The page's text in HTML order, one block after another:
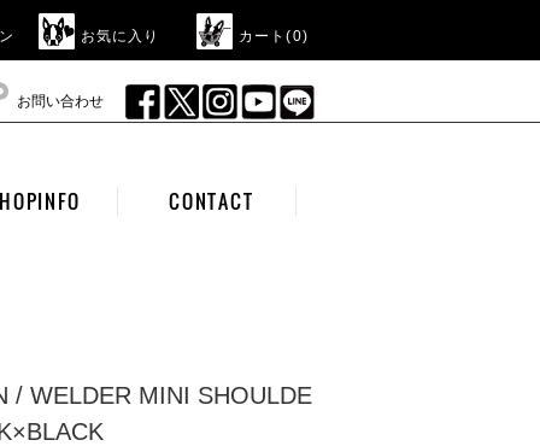
お気に入り カート(0)
お問い合わせ
CONTACT
/ WELDER MINI SHOULDE